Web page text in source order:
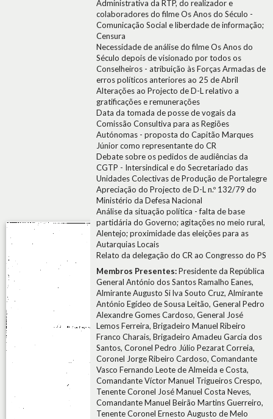
Administrativa da RTP, do realizador e
colaboradores do filme Os Anos do Século -
Comunicação Social e liberdade de informação;
Censura
Necessidade de análise do filme Os Anos do
Século depois de visionado por todos os
Conselheiros - atribuição às Forças Armadas de
erros políticos anteriores ao 25 de Abril
Alterações ao Projecto de D-L relativo a
gratificações e remunerações
Data da tomada de posse de vogais da
Comissão Consultiva para as Regiões
Autónomas - proposta do Capitão Marques
Júnior como representante do CR
Debate sobre os pedidos de audiências da
CGTP - Intersindical e do Secretariado das
Unidades Colectivas de Produção de Portalegre
Apreciação do Projecto de D-L n.º 132/79 do
Ministério da Defesa Nacional
Análise da situação política - falta de base
partidária do Governo; agitações no meio rural,
Alentejo; proximidade das eleições para as
Autarquias Locais
Relato da delegação do CR ao Congresso do PS
Membros Presentes:Presidente da República
General António dos Santos Ramalho Eanes,
Almirante Augusto Si lva Souto Cruz, Almirante
António Egídeo de Sousa Leitão, General Pedro
Alexandre Gomes Cardoso, General José
Lemos Ferreira, Brigadeiro Manuel Ribeiro
Franco Charais, Brigadeiro Amadeu Garcia dos
Santos, Coronel Pedro Júlio Pezarat Correia,
Coronel Jorge Ribeiro Cardoso, Comandante
Vasco Fernando Leote de Almeida e Costa,
Comandante Víctor Manuel Trigueiros Crespo,
Tenente Coronel José Manuel Costa Neves,
Comandante Manuel Beirão Martins Guerreiro,
Tenente Coronel Ernesto Augusto de Melo